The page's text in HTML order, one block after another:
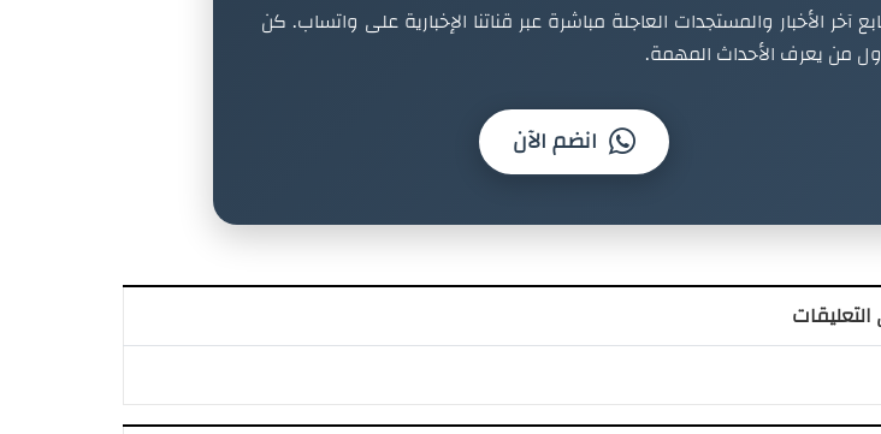
آخر الأخبار والمستجدات العاجلة مباشرة عبر قناتنا الإخبارية على واتساب. كن
من يعرف الأحداث المهمة.
انضم الآن